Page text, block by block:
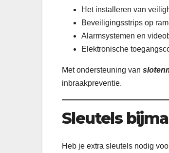
Het installeren van
Beveiligingsstrips op
Alarmsystemen en
Elektronische
Met ondersteuning van
inbraakpreventie.
Sleutels
Heb je extra sleutels nodig